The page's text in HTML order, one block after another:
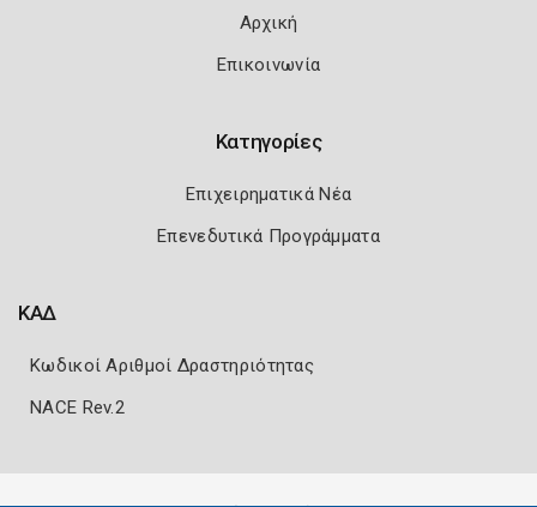
Αρχική
Επικοινωνία
Κατηγορίες
Επιχειρηματικά Νέα
Επενεδυτικά Προγράμματα
ΚΑΔ
Κωδικοί Αριθμοί Δραστηριότητας
NACE Rev.2